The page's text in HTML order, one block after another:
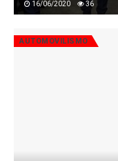
16/06/2020 36
AUTOMOVILISMO